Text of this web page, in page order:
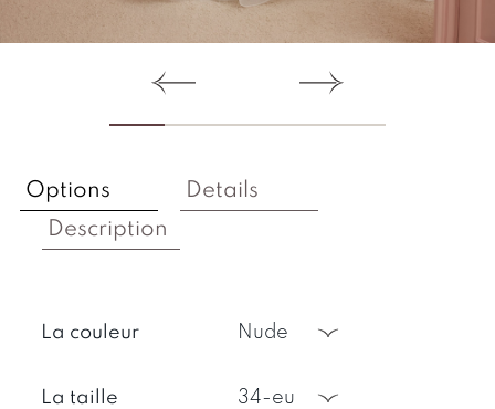
Options
Details
Description
La couleur nude
La taille 34-eu